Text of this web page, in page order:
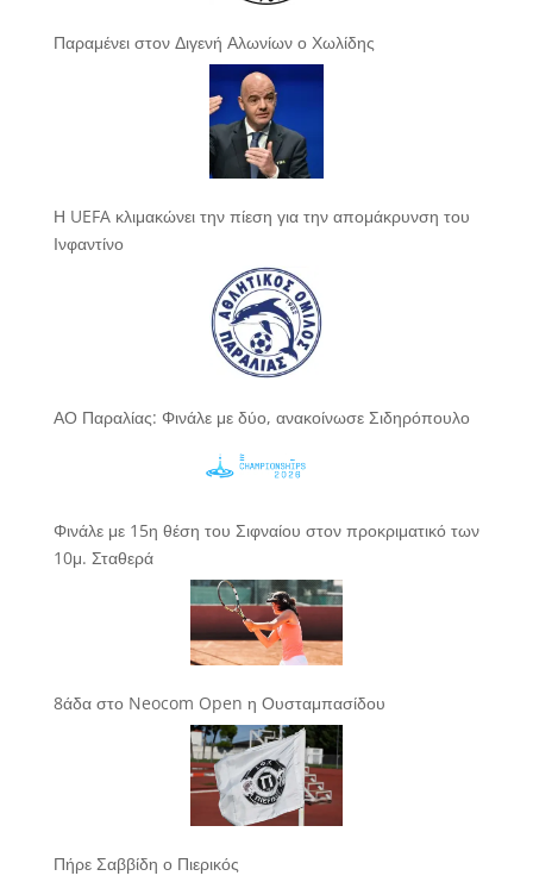
Παραμένει στον Διγενή Αλωνίων ο Χωλίδης
Η UEFA κλιμακώνει την πίεση για την απομάκρυνση του
Ινφαντίνο
ΑΟ Παραλίας: Φινάλε με δύο, ανακοίνωσε Σιδηρόπουλο
Φινάλε με 15η θέση του Σιφναίου στον προκριματικό των
10μ. Σταθερά
8άδα στο Neocom Open η Ουσταμπασίδου
Πήρε Σαββίδη ο Πιερικός